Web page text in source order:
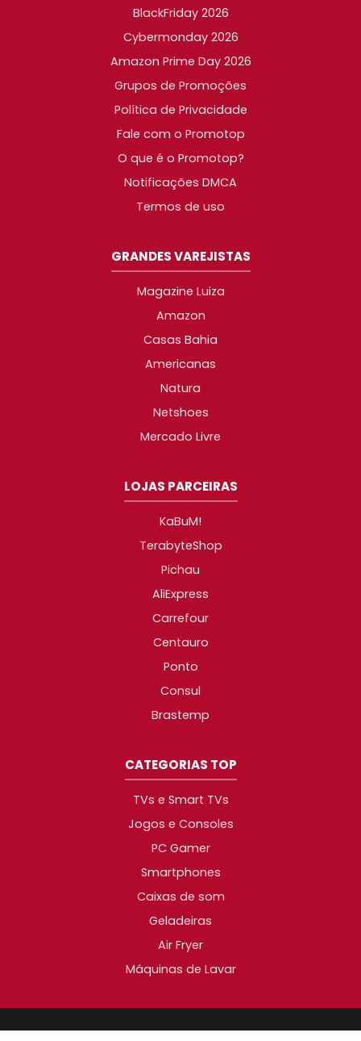
BlackFriday 2026
Cybermonday 2026
Amazon Prime Day 2026
Grupos de Promoções
Política de Privacidade
Fale com o Promotop
O que é o Promotop?
Notificações DMCA
Termos de uso
GRANDES VAREJISTAS
Magazine Luiza
Amazon
Casas Bahia
Americanas
Natura
Netshoes
Mercado Livre
LOJAS PARCEIRAS
KaBuM!
TerabyteShop
Pichau
AliExpress
Carrefour
Centauro
Ponto
Consul
Brastemp
CATEGORIAS TOP
TVs e Smart TVs
Jogos e Consoles
PC Gamer
Smartphones
Caixas de som
Geladeiras
Air Fryer
Máquinas de Lavar